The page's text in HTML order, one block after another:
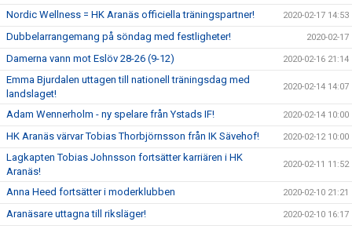
Nordic Wellness = HK Aranäs officiella träningspartner! 2020-02-17 14:53
Dubbelarrangemang på söndag med festligheter! 2020-02-17
Damerna vann mot Eslöv 28-26 (9-12) 2020-02-16 21:14
Emma Bjurdalen uttagen till nationell träningsdag med
landslaget!
2020-02-14 14:07
Adam Wennerholm - ny spelare från Ystads IF! 2020-02-14 10:00
HK Aranäs värvar Tobias Thorbjörnsson från IK Sävehof! 2020-02-12 10:00
Lagkapten Tobias Johnsson fortsätter karriären i HK
Aranäs!
2020-02-11 11:52
Anna Heed fortsätter i moderklubben 2020-02-10 21:21
Aranäsare uttagna till riksläger! 2020-02-10 16:17